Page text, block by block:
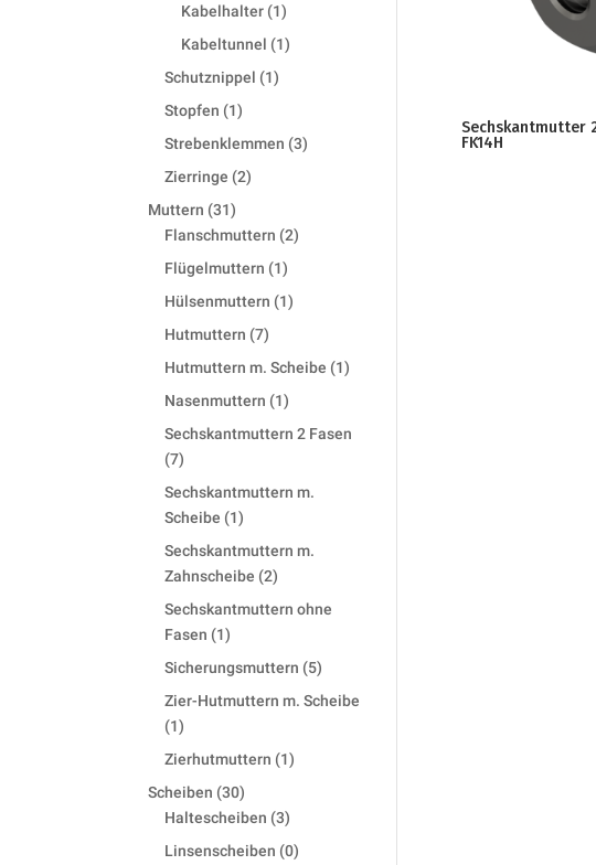
Sechskantmutter
FK14H
Kabelhalter 11
product
Kabeltunnel 11
Schutznippel 11
Stopfen 11
product
Strebenklemmen 33
Zierringe 22
Muttern 3131
products
Flanschmuttern 22
Flügelmuttern 11
product
Hülsenmuttern 11
Hutmuttern 77
products
Hutmuttern m. Scheibe 11
Nasenmuttern 11
product
Sechskantmuttern 2 Fasen
77
products
Sechskantmuttern m.
Scheibe
11
product
Sechskantmuttern m.
Zahnscheibe 22
products
Sechskantmuttern ohne
Fasen
11
product
Sicherungsmuttern 55
products
Zier-Hutmuttern m. Scheibe
11
product
Zierhutmuttern 11
Scheiben 3030
products
Haltescheiben 33
products
Linsenscheiben 00